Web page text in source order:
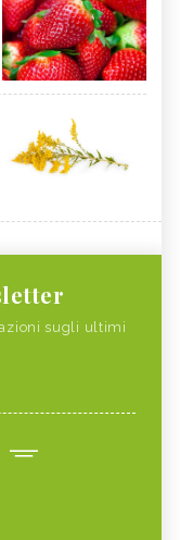
sugli ultimi